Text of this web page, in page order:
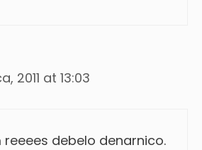
2011 at 13:03
reeees debelo denarnico.